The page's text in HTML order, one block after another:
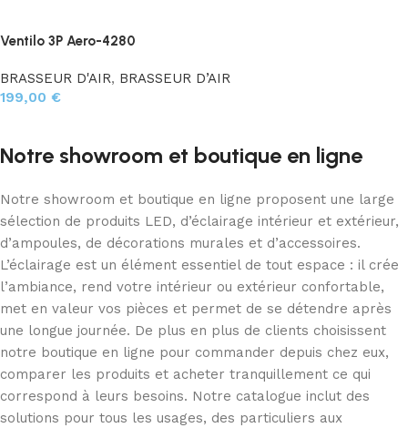
Ventilo 3P Aero-4280
BRASSEUR D'AIR, BRASSEUR D’AIR
199,00 €
Notre showroom et boutique en ligne
Notre showroom et boutique en ligne proposent une large
sélection de produits LED, d’éclairage intérieur et extérieur,
d’ampoules, de décorations murales et d’accessoires.
L’éclairage est un élément essentiel de tout espace : il crée
l’ambiance, rend votre intérieur ou extérieur confortable,
met en valeur vos pièces et permet de se détendre après
une longue journée. De plus en plus de clients choisissent
notre boutique en ligne pour commander depuis chez eux,
comparer les produits et acheter tranquillement ce qui
correspond à leurs besoins. Notre catalogue inclut des
solutions pour tous les usages, des particuliers aux